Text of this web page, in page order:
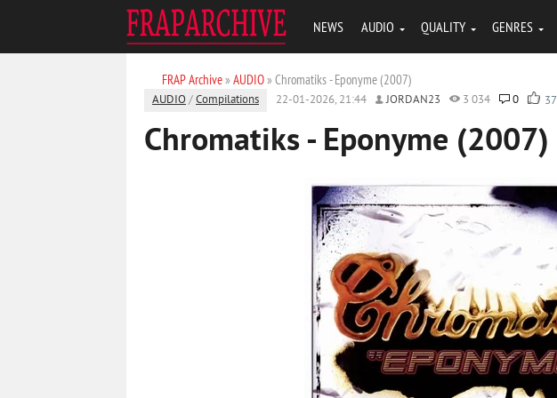
NEWS AUDIO QUALITY GENRES
FRAP Archive» AUDIO» Chromatiks - Eponyme (2007)
AUDIO /Compilations 22-01-2026, 21:44 JORDAN23 3 034 0 37
Chromatiks - Eponyme (2007)